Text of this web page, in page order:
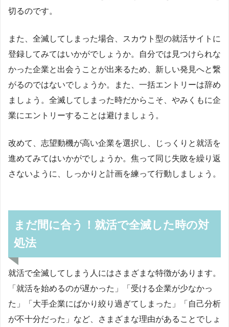
切るのです。
また、全滅してしまった場合、スカウト型の就活サイトに
登録してみてはいかがでしょうか。自分では見つけられな
かった企業と出会うことが出来るため、新しい発見へと繋
がるのではないでしょうか。また、一括エントリーは辞め
ましょう。全滅してしまった時だからこそ、やみくもに企
業にエントリーすることは避けましょう。
改めて、志望動機が高い企業を選択し、じっくりと就活を
進めてみてはいかがでしょうか。焦って同じ失敗を繰り返
さないように、しっかりと計画を練って行動しましょう。
まだ間に合う！就活で全滅した時の対
処法
就活で全滅してしまう人にはさまざまな特徴があります。
「就活を始めるのが遅かった」「受ける企業が少なかっ
た」「大手企業にばかり絞り過ぎてしまった」「自己分析
が不十分だった」など、さまざまな理由があることでしょ